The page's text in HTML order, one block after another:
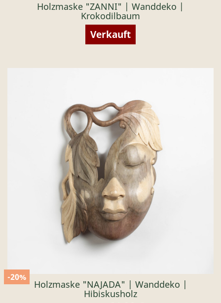
Holzmaske "ZANNI" | Wanddeko |
Krokodilbaum
Verkauft
Holzmaske "NAJADA" | Wanddeko |
Hibiskusholz
-20%